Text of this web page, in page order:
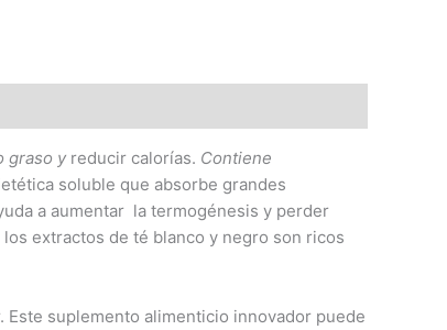
graso y reducir calorías. Contiene
soluble que absorbe grandes
a aumentar la termogénesis y perder
extractos de té blanco y negro son ricos
suplemento alimenticio innovador puede